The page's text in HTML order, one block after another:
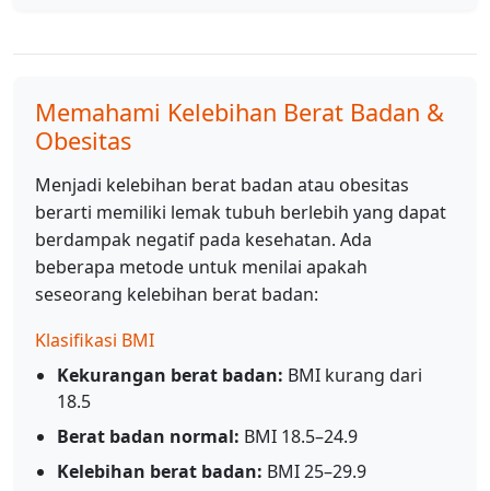
Memahami Kelebihan Berat Badan &
Obesitas
Menjadi kelebihan berat badan atau obesitas
berarti memiliki lemak tubuh berlebih yang dapat
berdampak negatif pada kesehatan. Ada
beberapa metode untuk menilai apakah
seseorang kelebihan berat badan:
Klasifikasi BMI
Kekurangan berat badan: BMI kurang dari
18.5
Berat badan normal: BMI 18.5–24.9
Kelebihan berat badan: BMI 25–29.9